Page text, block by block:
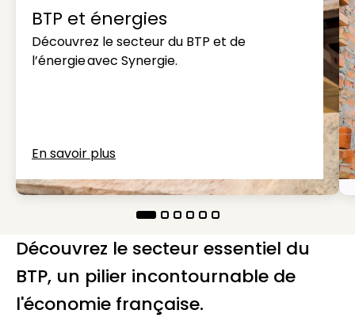
BTP et énergies
Découvrez le secteur du BTP et de
l’énergie avec Synergie.
En savoir plus
Découvrez le secteur essentiel du
BTP, un pilier incontournable de
l'économie française.